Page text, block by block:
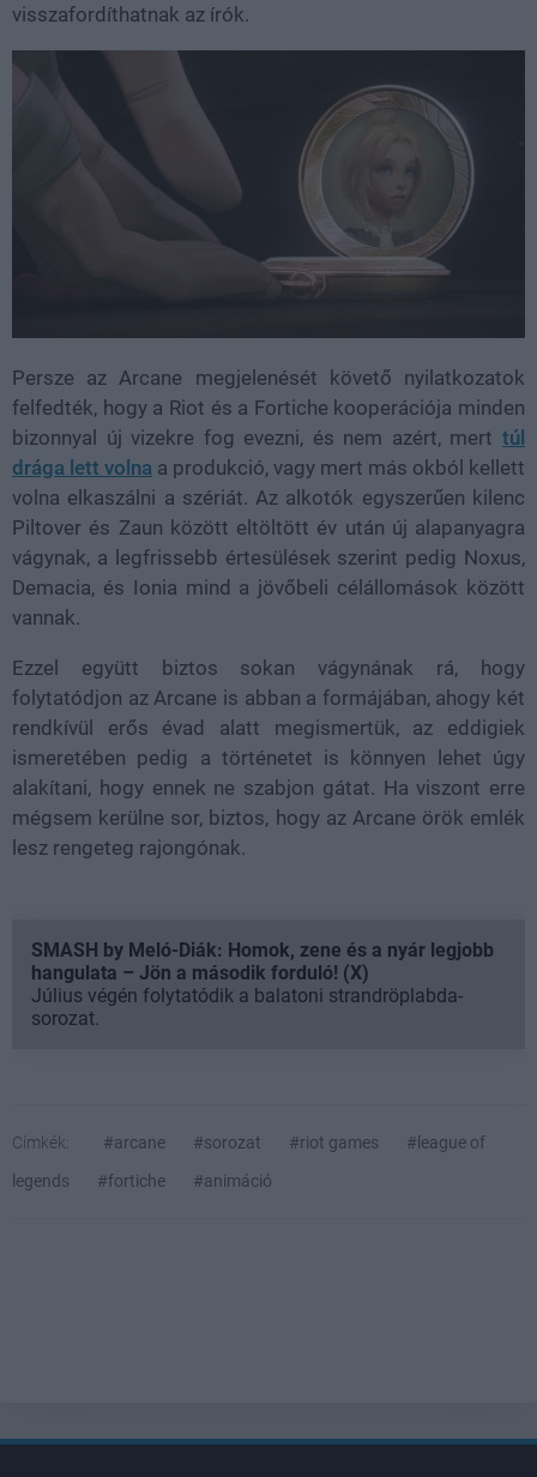
visszafordíthatnak az írók.
Persze az Arcane megjelenését követő nyilatkozatok
felfedték, hogy a Riot és a Fortiche kooperációja minden
bizonnyal új vizekre fog evezni, és nem azért, mert túl
drága lett volna a produkció, vagy mert más okból kellett
volna elkaszálni a szériát. Az alkotók egyszerűen kilenc
Piltover és Zaun között eltöltött év után új alapanyagra
vágynak, a legfrissebb értesülések szerint pedig Noxus,
Demacia, és Ionia mind a jövőbeli célállomások között
vannak.
Ezzel együtt biztos sokan vágynának rá, hogy
folytatódjon az Arcane is abban a formájában, ahogy két
rendkívül erős évad alatt megismertük, az eddigiek
ismeretében pedig a történetet is könnyen lehet úgy
alakítani, hogy ennek ne szabjon gátat. Ha viszont erre
mégsem kerülne sor, biztos, hogy az Arcane örök emlék
lesz rengeteg rajongónak.
SMASH by Meló-Diák: Homok, zene és a nyár legjobb
hangulata – Jön a második forduló! (X)
Július végén folytatódik a balatoni strandröplabda-
sorozat.
Címkék: #arcane #sorozat #riot games
#league of
legends
#fortiche #animáció